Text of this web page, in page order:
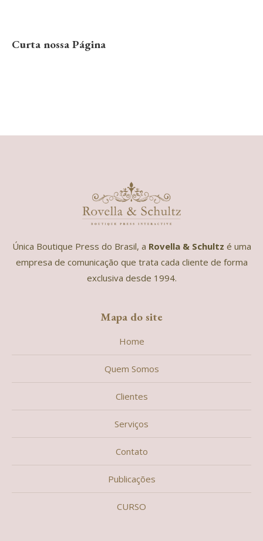
Curta nossa Página
Única Boutique Press do Brasil, a Rovella & Schultz é uma
empresa de comunicação que trata cada cliente de forma
exclusiva desde 1994.
Mapa do site
Home
Quem Somos
Clientes
Serviços
Contato
Publicações
CURSO